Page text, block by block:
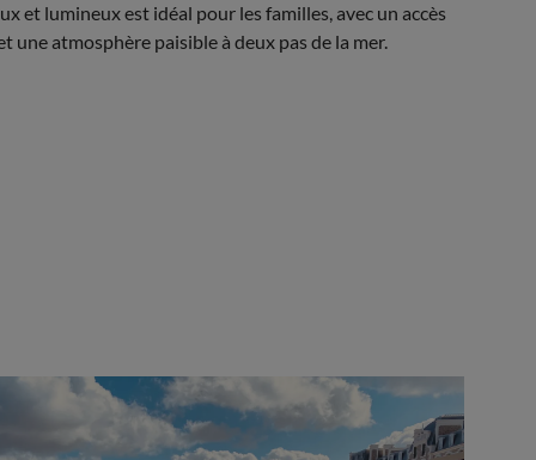
et lumineux est idéal pour les familles, avec un accès
une atmosphère paisible à deux pas de la mer.